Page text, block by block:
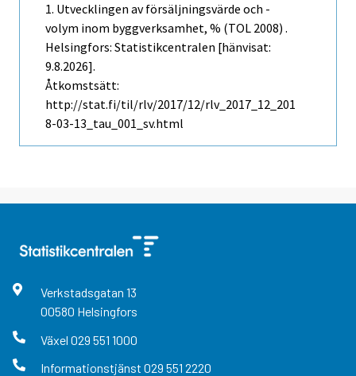
1. Utvecklingen av försäljningsvärde och -
volym inom byggverksamhet, % (TOL 2008) .
Helsingfors: Statistikcentralen [hänvisat:
9.8.2026].
Åtkomstsätt:
http://stat.fi/til/rlv/2017/12/rlv_2017_12_201
8-03-13_tau_001_sv.html
Verkstadsgatan 13
00580 Helsingfors
Växel 029 551 1000
Informationstjänst 029 551 2220